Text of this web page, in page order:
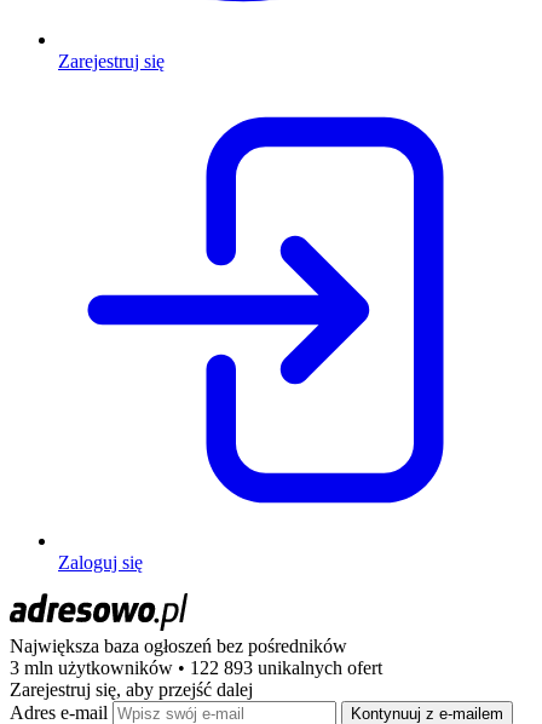
Zarejestruj się
Zaloguj się
Największa baza ogłoszeń bez pośredników
3 mln użytkowników • 122 893 unikalnych ofert
Zarejestruj się, aby przejść dalej
Adres e-mail
Kontynuuj z e-mailem